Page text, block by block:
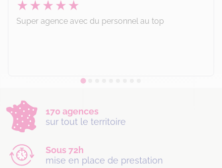
Super agence avec du personnel au top
170 agences
sur tout le territoire
Sous 72h
mise en place de prestation